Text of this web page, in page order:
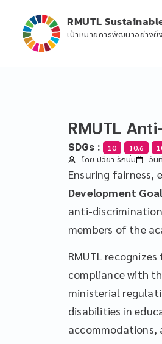
RMUTL
เป้าหมายการพัฒนาอย่างยั่
RMUTL
SDGs : 10 10.6
โดย ปวียา รักนิ่ม วัน
Ensuring fairness,
Development
anti-
members of the
RMUTL
compliance with
ministerial
disabilities in